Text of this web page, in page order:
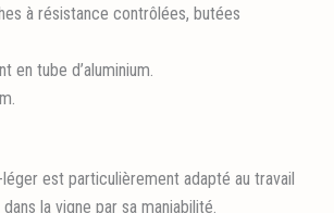
à résistance contrôlées, butées
en tube d’aluminium.
léger est particulièrement adapté au travail
la vigne par sa maniabilité.